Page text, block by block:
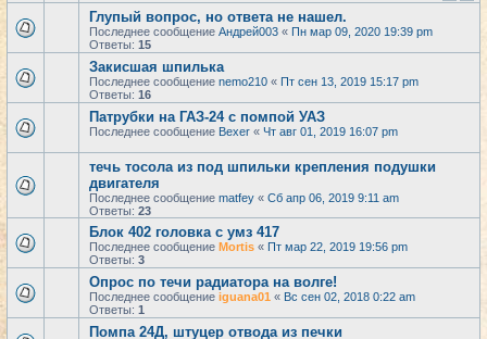
Глупый вопрос, но ответа не нашел.
Последнее сообщение Андрей003 « Пн мар 09, 2020 19:39 pm
Ответы: 15
Закисшая шпилька
Последнее сообщение nemo210 « Пт сен 13, 2019 15:17 pm
Ответы: 16
Патрубки на ГАЗ-24 с помпой УАЗ
Последнее сообщение Bexer « Чт авг 01, 2019 16:07 pm
течь тосола из под шпильки крепления подушки
двигателя
Последнее сообщение matfey « Сб апр 06, 2019 9:11 am
Ответы: 23
Блок 402 головка с умз 417
Последнее сообщение Mortis « Пт мар 22, 2019 19:56 pm
Ответы: 3
Опрос по течи радиатора на волге!
Последнее сообщение iguana01 « Вс сен 02, 2018 0:22 am
Ответы: 1
Помпа 24Д, штуцер отвода из печки